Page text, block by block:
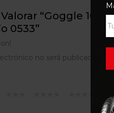
“Goggle
0533”
no será publicada.